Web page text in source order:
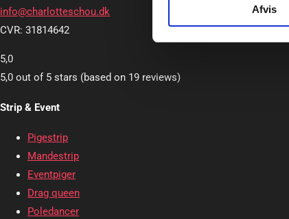
Afvis
info@charlotteschou.dk
CVR: 31814642
5,0
5,0 out of 5 stars (based on 19 reviews)
Strip & Event
Pigestrip
Mandestrip
Eventpiger
Drag queen
Poledancer